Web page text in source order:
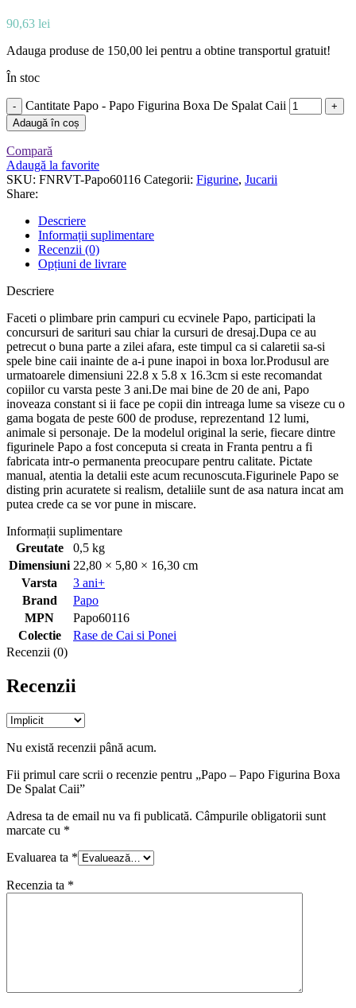
90,63 lei
Adauga produse de 150,00 lei pentru a obtine transportul gratuit!
În stoc
Cantitate Papo - Papo Figurina Boxa De Spalat Caii
Adaugă în coș
Compară
Adaugă la favorite
SKU: FNRVT-Papo60116 Categorii: Figurine, Jucarii
Share:
Descriere
Informații suplimentare
Recenzii (0)
Opțiuni de livrare
Descriere
Faceti o plimbare prin campuri cu ecvinele Papo, participati la
concursuri de sarituri sau chiar la cursuri de dresaj.Dupa ce au
petrecut o buna parte a zilei afara, este timpul ca si calaretii sa-si
spele bine caii inainte de a-i pune inapoi in boxa lor.Produsul are
urmatoarele dimensiuni 22.8 x 5.8 x 16.3cm si este recomandat
copiilor cu varsta peste 3 ani.De mai bine de 20 de ani, Papo
inoveaza constant si ii face pe copii din intreaga lume sa viseze cu o
gama bogata de peste 600 de produse, reprezentand 12 lumi,
animale si personaje. De la modelul original la serie, fiecare dintre
figurinele Papo a fost conceputa si creata in Franta pentru a fi
fabricata intr-o permanenta preocupare pentru calitate. Pictate
manual, atentia la detalii este acum recunoscuta.Figurinele Papo se
disting prin acuratete si realism, detaliile sunt de asa natura incat am
putea crede ca se vor pune in miscare.
Informații suplimentare
Greutate
0,5 kg
Dimensiuni 22,80 × 5,80 × 16,30 cm
Varsta
3 ani+
Brand
Papo
MPN
Papo60116
Colectie
Rase de Cai si Ponei
Recenzii (0)
Recenzii
Nu există recenzii până acum.
Fii primul care scrii o recenzie pentru „Papo – Papo Figurina Boxa
De Spalat Caii”
Adresa ta de email nu va fi publicată. Câmpurile obligatorii sunt
marcate cu *
Evaluarea ta *
Recenzia ta *